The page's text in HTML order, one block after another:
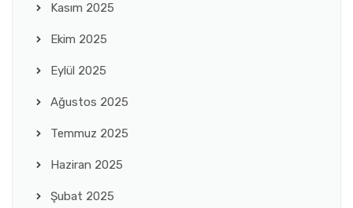
Kasım 2025
Ekim 2025
Eylül 2025
Ağustos 2025
Temmuz 2025
Haziran 2025
Şubat 2025